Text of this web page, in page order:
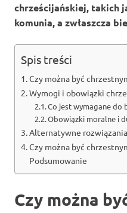
chrześcijańskiej, takich
komunia, a zwłaszcza
Spis treści
Czy można być
Wymogi i obowiązki
Co jest wymagane do
Obowiązki moralne i
Alternatywne rozwiązania
Czy można być
Podsumowanie
Czy można